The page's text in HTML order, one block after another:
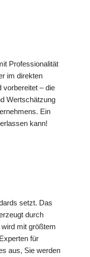
Professionalität
im direkten
vorbereitet – die
Wertschätzung
Ein
kann!
setzt. Das
durch
mit größtem
für
aus, Sie werden